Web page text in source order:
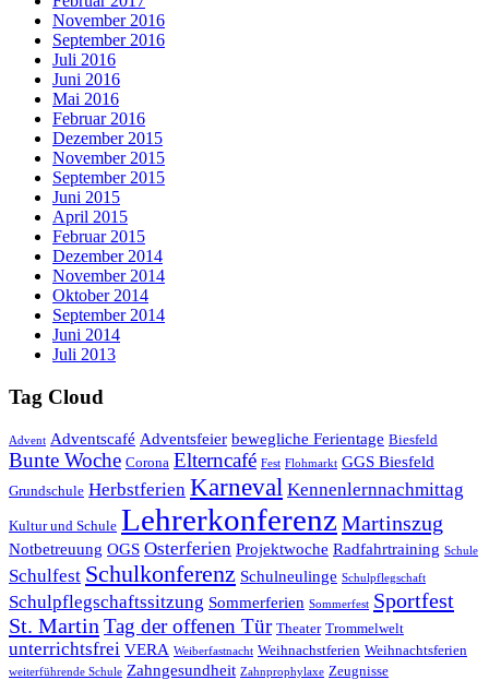
November 2016
September 2016
Juli 2016
Juni 2016
Mai 2016
Februar 2016
Dezember 2015
November 2015
September 2015
Juni 2015
April 2015
Februar 2015
Dezember 2014
November 2014
Oktober 2014
September 2014
Juni 2014
Juli 2013
Tag Cloud
Advent Adventscafé Adventsfeier bewegliche Ferientage Biesfeld
Bunte Woche Corona Elterncafé Fest Flohmarkt GGS Biesfeld
Grundschule Herbstferien Karneval Kennenlernnachmittag
Kultur und Schule Lehrerkonferenz Martinszug
Notbetreuung OGS Osterferien Projektwoche Radfahrtraining Schule
Schulfest Schulkonferenz Schulneulinge Schulpflegschaft
Schulpflegschaftssitzung Sommerferien Sommerfest Sportfest
St. MartinTag der offenen Tür Theater Trommelwelt
unterrichtsfrei VERA Weiberfastnacht Weihnachstferien Weihnachtsferien
weiterführende Schule Zahngesundheit Zahnprophylaxe Zeugnisse